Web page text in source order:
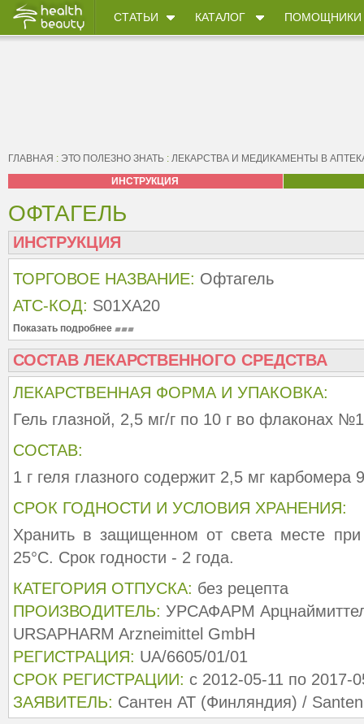
СТАТЬИ КАТАЛОГ ПОМОЩНИКИ
ГЛАВНАЯ : ЭТО ПОЛЕЗНО ЗНАТЬ : ЛЕКАРСТВА И МЕДИКАМЕНТЫ В
ИНСТРУКЦИЯ
ОФТАГЕЛЬ
ИНСТРУКЦИЯ
ТОРГОВОЕ НАЗВАНИЕ: Офтагель
АТС-КОД: S01XA20
Показать подробнее
СОСТАВ ЛЕКАРСТВЕННОГО СРЕДСТВА
ЛЕКАРСТВЕННАЯ ФОРМА И УПАКОВКА:
Гель глазной, 2,5 мг/г по 10 г во флаконах №1
СОСТАВ:
1 г геля глазного содержит 2,5 мг карбомера
СРОК ГОДНОСТИ И УСЛОВИЯ ХРАНЕНИЯ:
Хранить в защищенном от света месте
25°C. Срок годности - 2 года.
КАТЕГОРИЯ ОТПУСКА: без рецепта
ПРОИЗВОДИТЕЛЬ: УРСАФАРМ
URSAPHARM Arzneimittel GmbH
РЕГИСТРАЦИЯ: UA/6605/01/01
СРОК РЕГИСТРАЦИИ: с 2012-05-11 по 2017-
ЗАЯВИТЕЛЬ: Сантен АТ (Финляндия) /